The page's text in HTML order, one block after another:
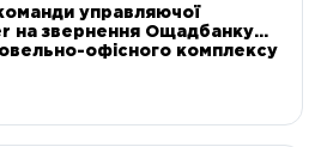
управляючої
на звернення Ощадбанку
офісного комплексу